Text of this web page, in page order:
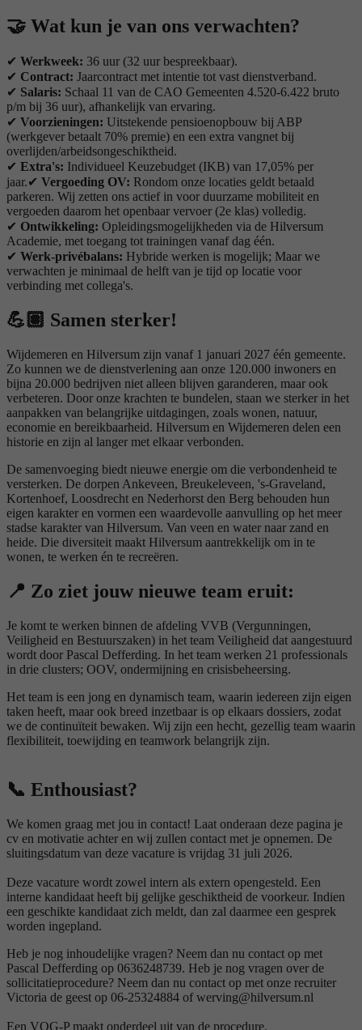
🤝 Wat kun je van ons verwachten?
✔ Werkweek: 36 uur (32 uur bespreekbaar).
✔ Contract: Jaarcontract met intentie tot vast dienstverband.
✔ Salaris: Schaal 11 van de CAO Gemeenten 4.520-6.422 bruto
p/m bij 36 uur), afhankelijk van ervaring.
✔ Voorzieningen: Uitstekende pensioenopbouw bij ABP
(werkgever betaalt 70% premie) en een extra vangnet bij
overlijden/arbeidsongeschiktheid.
✔ Extra's: Individueel Keuzebudget (IKB) van 17,05% per
jaar.✔ Vergoeding OV: Rondom onze locaties geldt betaald
parkeren. Wij zetten ons actief in voor duurzame mobiliteit en
vergoeden daarom het openbaar vervoer (2e klas) volledig.
✔ Ontwikkeling: Opleidingsmogelijkheden via de Hilversum
Academie, met toegang tot trainingen vanaf dag één.
✔ Werk-privébalans: Hybride werken is mogelijk; Maar we
verwachten je minimaal de helft van je tijd op locatie voor
verbinding met collega's.
💪🏽 Samen sterker!
Wijdemeren en Hilversum zijn vanaf 1 januari 2027 één gemeente.
Zo kunnen we de dienstverlening aan onze 120.000 inwoners en
bijna 20.000 bedrijven niet alleen blijven garanderen, maar ook
verbeteren. Door onze krachten te bundelen, staan we sterker in het
aanpakken van belangrijke uitdagingen, zoals wonen, natuur,
economie en bereikbaarheid. Hilversum en Wijdemeren delen een
historie en zijn al langer met elkaar verbonden.
De samenvoeging biedt nieuwe energie om die verbondenheid te
versterken. De dorpen Ankeveen, Breukeleveen, 's-Graveland,
Kortenhoef, Loosdrecht en Nederhorst den Berg behouden hun
eigen karakter en vormen een waardevolle aanvulling op het meer
stadse karakter van Hilversum. Van veen en water naar zand en
heide. Die diversiteit maakt Hilversum aantrekkelijk om in te
wonen, te werken én te recreëren.
📍 Zo ziet jouw nieuwe team eruit:
Je komt te werken binnen de afdeling VVB (Vergunningen,
Veiligheid en Bestuurszaken) in het team Veiligheid dat aangestuurd
wordt door Pascal Defferding. In het team werken 21 professionals
in drie clusters; OOV, ondermijning en crisisbeheersing.
Het team is een jong en dynamisch team, waarin iedereen zijn eigen
taken heeft, maar ook breed inzetbaar is op elkaars dossiers, zodat
we de continuïteit bewaken. Wij zijn een hecht, gezellig team waarin
flexibiliteit, toewijding en teamwork belangrijk zijn.
📞 Enthousiast?
We komen graag met jou in contact! Laat onderaan deze pagina je
cv en motivatie achter en wij zullen contact met je opnemen. De
sluitingsdatum van deze vacature is vrijdag 31 juli 2026.
Deze vacature wordt zowel intern als extern opengesteld. Een
interne kandidaat heeft bij gelijke geschiktheid de voorkeur. Indien
een geschikte kandidaat zich meldt, dan zal daarmee een gesprek
worden ingepland.
Heb je nog inhoudelijke vragen? Neem dan nu contact op met
Pascal Defferding op 0636248739. Heb je nog vragen over de
sollicitatieprocedure? Neem dan nu contact op met onze recruiter
Victoria de geest op 06-25324884 of werving@hilversum.nl
Een VOG-P maakt onderdeel uit van de procedure.